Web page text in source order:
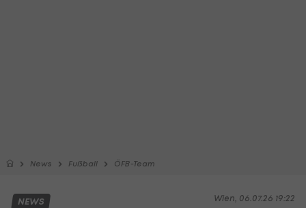
News Fußball ÖFB-Team
Wien, 06.07.26 19:22
NEWS